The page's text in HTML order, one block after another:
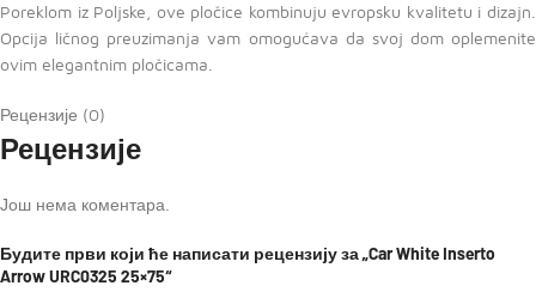
Poreklom iz Poljske, ove pločice kombinuju evropsku kvalitetu i dizajn.
Opcija ličnog preuzimanja vam omogućava da svoj dom oplemenite
ovim elegantnim pločicama.
Рецензије (0)
Рецензије
Још нема коментара.
Будите први који ће написати рецензију за „Car White Inserto
Arrow URC0325 25×75“